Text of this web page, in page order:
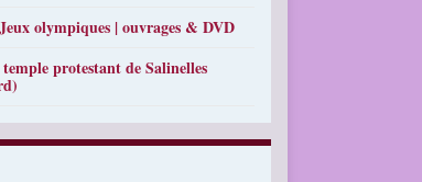
olympiques | ouvrages & DVD
protestant de Salinelles